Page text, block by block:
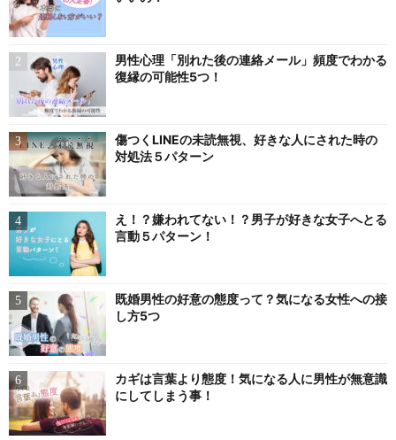
男性心理「別れた後の連絡メール」頻度でわかる
復縁の可能性5つ！
傷つくLINEの未読無視、好きな人にされた時の
対処法５パターン
え！？嫌われてない！？男子が好きな女子へとる
言動５パターン！
既婚男性の好意の態度って？気になる女性への接
し方5つ
カギは言葉より態度！気になる人に男性が無意識
にしてしまう事！